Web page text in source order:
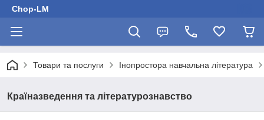
Chop-LM
Товари та послуги Інопростора навчальна література
Країназведення та літературознавство